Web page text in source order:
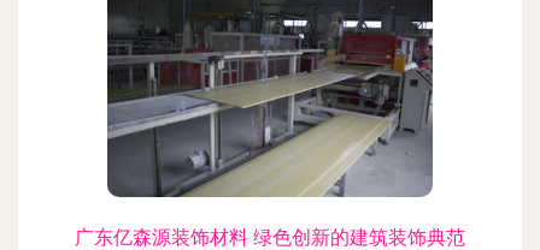
广东亿森源装饰材料 绿色创新的建筑装饰典范